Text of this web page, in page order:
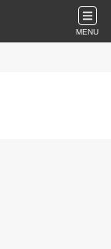
MENU